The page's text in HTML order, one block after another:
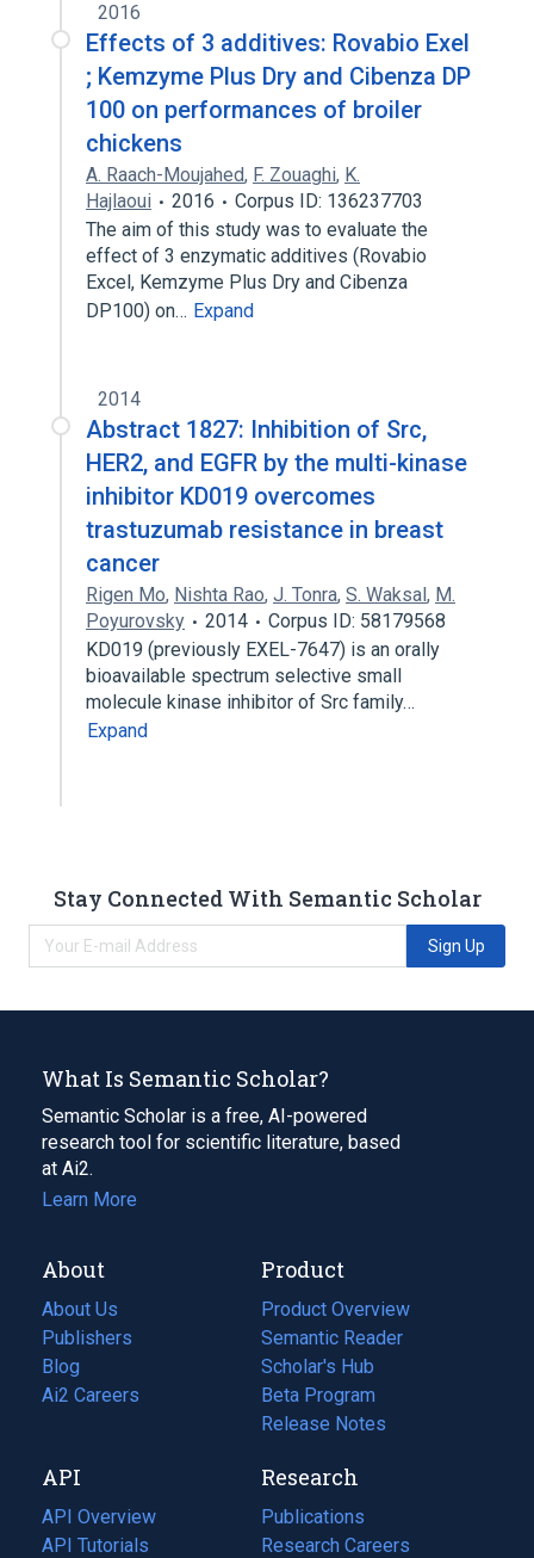
2016
Effects of 3 additives: Rovabio Exel
; Kemzyme Plus Dry and Cibenza DP
100 on performances of broiler
chickens
A. Raach-Moujahed, F. Zouaghi, K.
Hajlaoui
2016
Corpus ID: 136237703
The aim of this study was to evaluate the
effect of 3 enzymatic additives (Rovabio
Excel, Kemzyme Plus Dry and Cibenza
DP100) on… Expand
2014
Abstract 1827: Inhibition of Src,
HER2, and EGFR by the multi-kinase
inhibitor KD019 overcomes
trastuzumab resistance in breast
cancer
Rigen Mo, Nishta Rao, J. Tonra, S. Waksal, M.
Poyurovsky
2014
Corpus ID: 58179568
KD019 (previously EXEL-7647) is an orally
bioavailable spectrum selective small
molecule kinase inhibitor of Src family…
Expand
Stay Connected With Semantic Scholar
Sign Up
What Is Semantic Scholar?
Semantic Scholar is a free, AI-powered
research tool for scientific literature, based
at Ai2.
Learn More
About
About Us
Publishers
Blog
(opens
in
tab)
Ai2 Careers
(opens
new
tab)
Product
Product Overview
Semantic Reader
Scholar's Hub
Beta Program
Release Notes
API
API Overview
API Tutorials
Research
Publications
(opens
in
Research Careers
(opens